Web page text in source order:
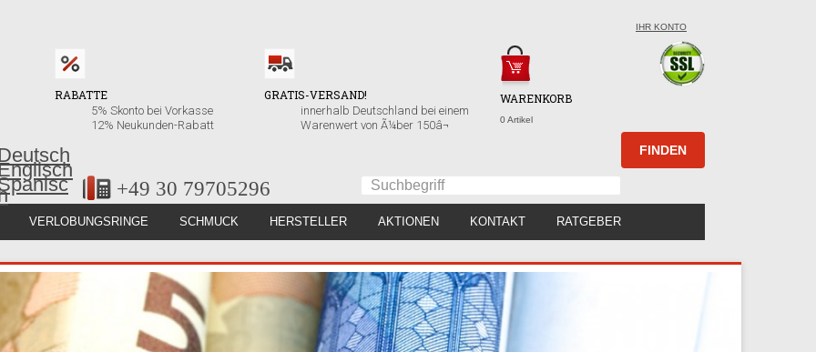
IHR KONTO
WARENKORB
0 Artikel
RABATTE
5% Skonto bei Vorkasse
12% Neukunden-Rabatt
GRATIS-VERSAND!
innerhalb Deutschland bei einem
Warenwert von Ã¼ber 150â¬
+49 30 79705296
VERLOBUNGSRINGE SCHMUCK HERSTELLER AKTIONEN KONTAKT RATGEBER